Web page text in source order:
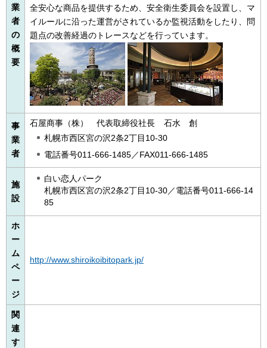
業
者
の
概
要
全安心な商品を提供するため、安全衛生委員会を設置し、マ
イルールに沿った運営がされているか監視活動をしたり、問
題点の改善経過のトレースなどを行っています。
事
業
者
石屋商事（株） 代表取締役社長 石水
創
札幌市西区宮の沢2条2丁目10-30
電話番号011-666-1485／FAX011-666-1485
施
設
白い恋人パーク
札幌市西区宮の沢2条2丁目10-30／電話番号011-666-14
85
ホ
ー
ム
ペ
ー
ジ
http://www.shiroikoibitopark.jp/
関
連
す